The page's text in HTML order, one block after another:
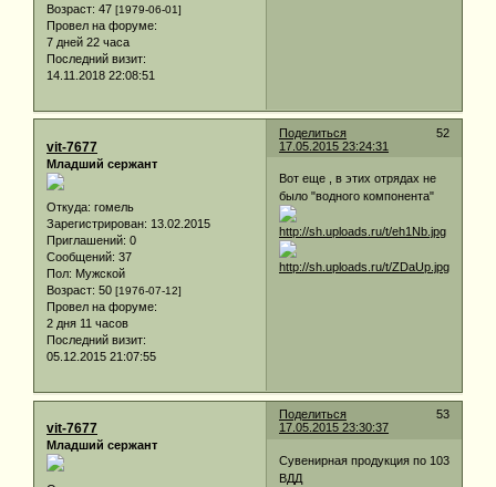
Возраст: 47 [1979-06-01]
Провел на форуме:
7 дней 22 часа
Последний визит:
14.11.2018 22:08:51
Поделиться
52
17.05.2015 23:24:31
vit-7677
Младший сержант
Откуда: гомель
Зарегистрирован: 13.02.2015
Приглашений: 0
Сообщений: 37
Пол: Мужской
Возраст: 50 [1976-07-12]
Провел на форуме:
2 дня 11 часов
Последний визит:
05.12.2015 21:07:55
Вот еще , в этих отрядах не
было "водного компонента"
Поделиться
53
17.05.2015 23:30:37
vit-7677
Младший сержант
Сувенирная продукция по 103
ВДД